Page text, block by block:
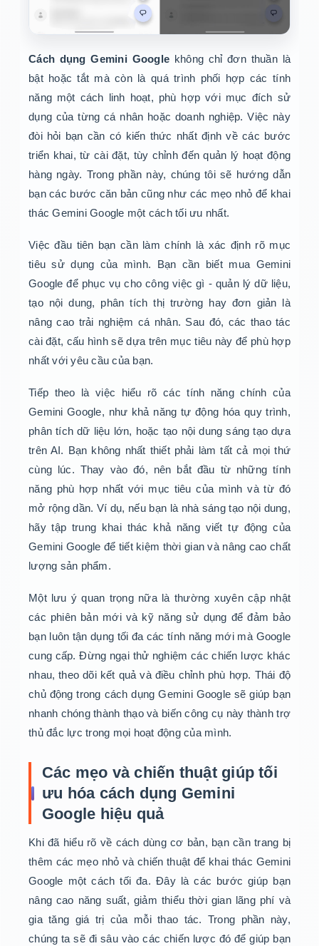
Cách dụng Gemini Google không chỉ đơn thuần là
bật hoặc tắt mà còn là quá trình phối hợp các tính
năng một cách linh hoạt, phù hợp với mục đích sử
dụng của từng cá nhân hoặc doanh nghiệp. Việc này
đòi hỏi bạn cần có kiến thức nhất định về các bước
triển khai, từ cài đặt, tùy chỉnh đến quản lý hoạt động
hàng ngày. Trong phần này, chúng tôi sẽ hướng dẫn
bạn các bước căn bản cũng như các mẹo nhỏ để khai
thác Gemini Google một cách tối ưu nhất.
Việc đầu tiên bạn cần làm chính là xác định rõ mục
tiêu sử dụng của mình. Bạn cần biết mua Gemini
Google để phục vụ cho công việc gì - quản lý dữ liệu,
tạo nội dung, phân tích thị trường hay đơn giản là
nâng cao trải nghiệm cá nhân. Sau đó, các thao tác
cài đặt, cấu hình sẽ dựa trên mục tiêu này để phù hợp
nhất với yêu cầu của bạn.
Tiếp theo là việc hiểu rõ các tính năng chính của
Gemini Google, như khả năng tự động hóa quy trình,
phân tích dữ liệu lớn, hoặc tạo nội dung sáng tạo dựa
trên AI. Bạn không nhất thiết phải làm tất cả mọi thứ
cùng lúc. Thay vào đó, nên bắt đầu từ những tính
năng phù hợp nhất với mục tiêu của mình và từ đó
mở rộng dần. Ví dụ, nếu bạn là nhà sáng tạo nội dung,
hãy tập trung khai thác khả năng viết tự động của
Gemini Google để tiết kiệm thời gian và nâng cao chất
lượng sản phẩm.
Một lưu ý quan trọng nữa là thường xuyên cập nhật
các phiên bản mới và kỹ năng sử dụng để đảm bảo
bạn luôn tận dụng tối đa các tính năng mới mà Google
cung cấp. Đừng ngại thử nghiệm các chiến lược khác
nhau, theo dõi kết quả và điều chỉnh phù hợp. Thái độ
chủ động trong cách dụng Gemini Google sẽ giúp bạn
nhanh chóng thành thạo và biến công cụ này thành trợ
thủ đắc lực trong mọi hoạt động của mình.
Các mẹo và chiến thuật giúp tối
ưu hóa cách dụng Gemini
Google hiệu quả
Khi đã hiểu rõ về cách dùng cơ bản, bạn cần trang bị
thêm các mẹo nhỏ và chiến thuật để khai thác Gemini
Google một cách tối đa. Đây là các bước giúp bạn
nâng cao năng suất, giảm thiểu thời gian lãng phí và
gia tăng giá trị của mỗi thao tác. Trong phần này,
chúng ta sẽ đi sâu vào các chiến lược đó để giúp bạn